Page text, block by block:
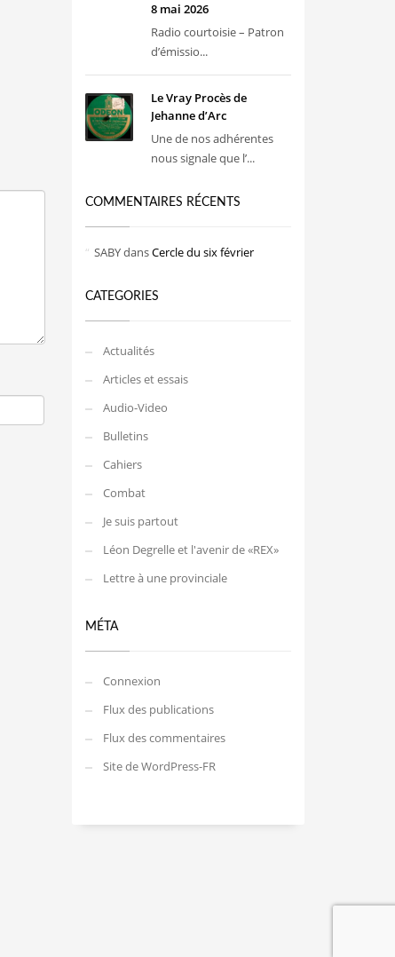
8 mai 2026
Radio courtoisie – Patron
d’émissio...
Le Vray Procès de
Jehanne d’Arc
Une de nos adhérentes
nous signale que l’...
COMMENTAIRES RÉCENTS
SABYdansCercle du six février
CATEGORIES
Actualités
Articles et essais
Audio-Video
Bulletins
Cahiers
Combat
Je suis partout
Léon Degrelle et l'avenir de «REX»
Lettre à une provinciale
MÉTA
Connexion
Flux des publications
Flux des commentaires
Site de WordPress-FR